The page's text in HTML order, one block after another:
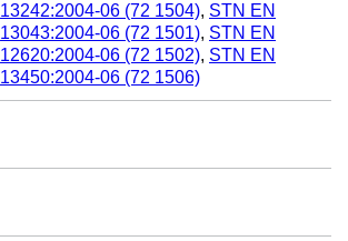
13242:2004-06 (72 1504), STN EN
13043:2004-06 (72 1501), STN EN
12620:2004-06 (72 1502), STN EN
13450:2004-06 (72 1506)